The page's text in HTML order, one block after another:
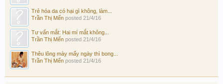
Trẻ hóa da có hại gì không, làm...
Trần Thị Mến posted 21/4/16
Tư vấn mắt: Hai mí mắt không...
Trần Thị Mến posted 21/4/16
Thêu lông mày mấy ngày thì bong...
Trần Thị Mến posted 21/4/16